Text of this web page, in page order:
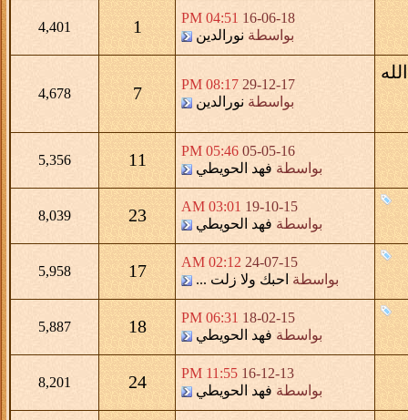
16-06-18
04:51 PM
بواسطة نورالدين 1
4,401
29-12-17
08:17 PM
بواسطة نورالدين 7
4,678
05-05-16
05:46 PM
بواسطة فهد الحويطي 11
5,356
19-10-15
03:01 AM
بواسطة فهد الحويطي 23
8,039
24-07-15
02:12 AM
بواسطة احبك ولا زلت ... 17
5,958
18-02-15
06:31 PM
بواسطة فهد الحويطي 18
5,887
16-12-13
11:55 PM
بواسطة فهد الحويطي 24
8,201